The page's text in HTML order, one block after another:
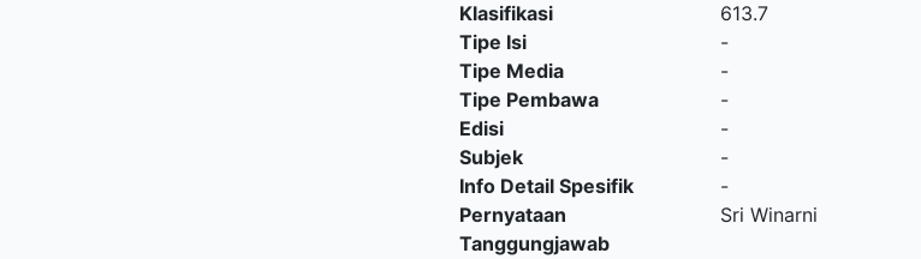
Klasifikasi
613.7
Tipe Isi
-
Tipe Media
-
Tipe Pembawa
-
Edisi
-
Subjek
-
Info Detail Spesifik
-
Pernyataan
Tanggungjawab
Sri Winarni